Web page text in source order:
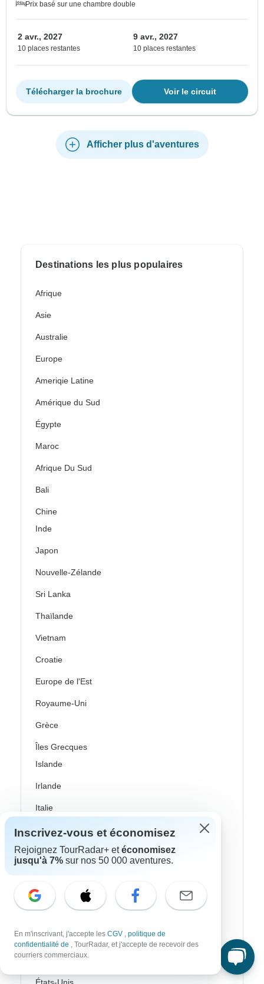
Prix basé sur une chambre double
2 avr., 2027
10 places restantes
9 avr., 2027
10 places restantes
Voir le circuit
Télécharger la brochure
Afficher plus d'aventures
Destinations les plus populaires
Afrique
Asie
Australie
Europe
Ameriqie Latine
Amérique du Sud
Égypte
Maroc
Afrique Du Sud
Bali
Chine
Inde
Japon
Nouvelle-Zélande
Sri Lanka
Thaïlande
Vietnam
Croatie
Europe de l'Est
Royaume-Uni
Grèce
Îles Grecques
Islande
Irlande
Italie
Pays nordiques / Scandinavie
Portugal
Espagne
Canada
Costa Rica
Inscrivez-vous et économisez
Rejoignez TourRadar+ etéconomisez
jusqu'à 7% sur nos 50 000 aventures.
En m'inscrivant, j'accepte les CGV , politique de
confidentialité de , TourRadar, et j'accepte de recevoir des
courriers commerciaux.